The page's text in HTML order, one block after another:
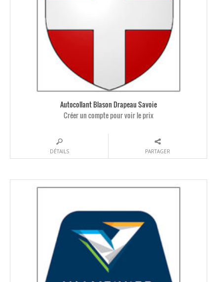
Autocollant Blason Drapeau Savoie
Créer un compte pour voir le prix
DÉTAILS PARTAGER